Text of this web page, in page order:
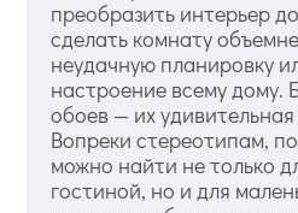
преобразить интерьер
сделать комнату
неудачную планировку
настроение всему дому.
обоев — их
Вопреки стереотипам,
можно найти не только
гостиной, но и для